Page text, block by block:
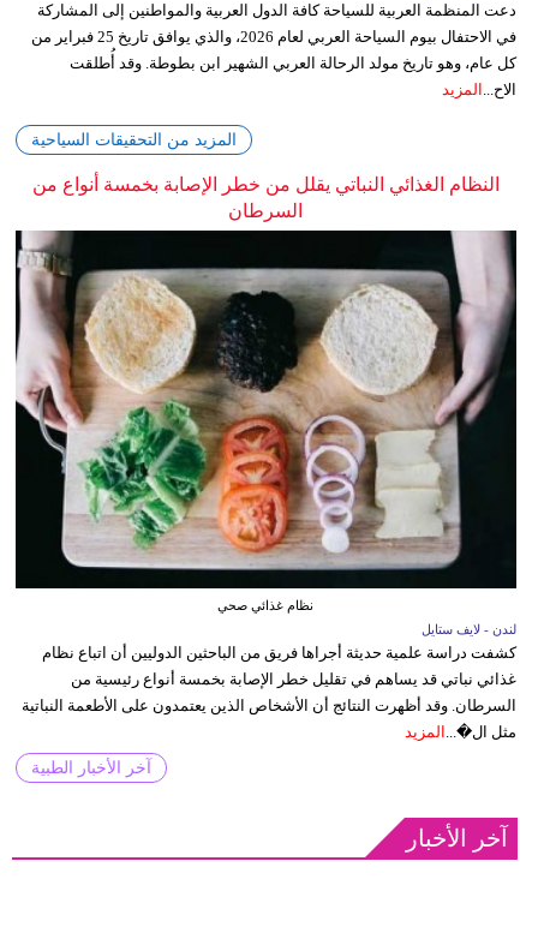
دعت المنظمة العربية للسياحة كافة الدول العربية والمواطنين إلى المشاركة
في الاحتفال بيوم السياحة العربي لعام 2026، والذي يوافق تاريخ 25 فبراير من
كل عام، وهو تاريخ مولد الرحالة العربي الشهير ابن بطوطة. وقد أُطلقت
الاح... المزيد
المزيد من التحقيقات السياحية
النظام الغذائي النباتي يقلل من خطر الإصابة بخمسة أنواع من
السرطان
نظام غذائي صحي
لندن - لايف ستايل
كشفت دراسة علمية حديثة أجراها فريق من الباحثين الدوليين أن اتباع نظام
غذائي نباتي قد يساهم في تقليل خطر الإصابة بخمسة أنواع رئيسية من
السرطان. وقد أظهرت النتائج أن الأشخاص الذين يعتمدون على الأطعمة النباتية
مثل ال�...
المزيد
آخر الأخبار الطبية
آخر الأخبار